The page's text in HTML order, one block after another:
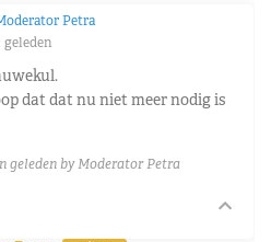
Petra
geleden
dat dat nu niet meer nodig is
geleden by Moderator Petra